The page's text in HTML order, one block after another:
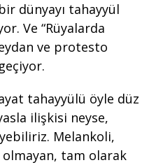
dünyayı tahayyül
Ve “Rüyalarda
ve protesto
tahayyülü öyle düz
ilişkisi neyse,
Melankoli,
olmayan, tam olarak